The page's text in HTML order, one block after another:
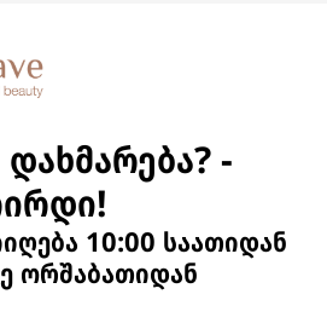
-
10:00 საათიდან
ორშაბათიდან